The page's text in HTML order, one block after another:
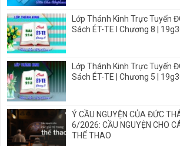
Lớp Thánh Kinh Trực Tuyến
Sách ÉT-TE I Chương 8 |
Lớp Thánh Kinh Trực Tuyến
Sách ÉT-TE | Chương 5 |
Ý CẦU NGUYỆN CỦA ĐỨC
6/2026: CẦU NGUYỆN CHO
THỂ THAO